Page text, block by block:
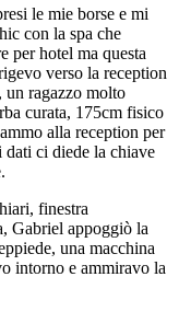
le mie borse e mi
con la spa che
per hotel ma questa
verso la reception
un ragazzo molto
curata, 175cm fisico
alla reception per
ci diede la chiave
finestra
Gabriel appoggiò la
una macchina
intorno e ammiravo la